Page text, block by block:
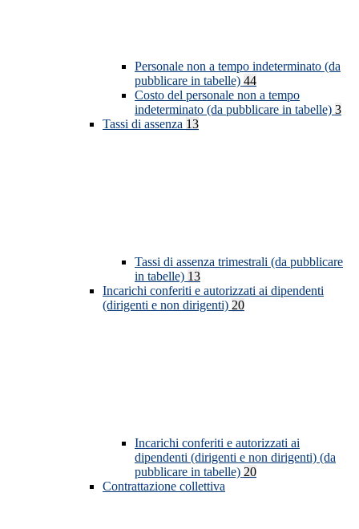
Personale non a tempo indeterminato (da
pubblicare in tabelle) 44
Costo del personale non a tempo
indeterminato (da pubblicare in tabelle) 3
Tassi di assenza 13
Tassi di assenza trimestrali (da pubblicare
in tabelle) 13
Incarichi conferiti e autorizzati ai dipendenti
(dirigenti e non dirigenti) 20
Incarichi conferiti e autorizzati ai
dipendenti (dirigenti e non dirigenti) (da
pubblicare in tabelle) 20
Contrattazione collettiva